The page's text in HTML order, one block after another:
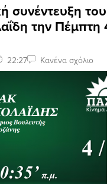
συνέντευξη
την
22:27 Κανένα σχόλιο